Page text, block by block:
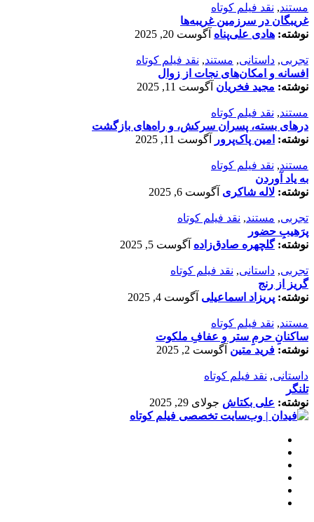
مستند, نقد فیلم کوتاه
غریبگان در سرزمین غریبه‌ها
نوشته: هادی علی‌پناه آگوست 20, 2025
تجربی, داستانی, مستند, نقد فیلم کوتاه
افسانه‌ و امکان‌های نجات از زوال
نوشته: مجید فخریان آگوست 11, 2025
مستند, نقد فیلم کوتاه
درهای بسته، پسران سرکش، و راه‌های بازگشت
نوشته: امین پاک‌پرور آگوست 11, 2025
مستند, نقد فیلم کوتاه
به یاد آوردن
نوشته: لاله شاکری آگوست 6, 2025
تجربی, مستند, نقد فیلم کوتاه
پرَهیب‌ِ حضور
نوشته:گلچهره صادق‌زاده آگوست 5, 2025
تجربی, داستانی, نقد فیلم کوتاه
گریز از رنج
نوشته: پریزاد اسماعیلی آگوست 4, 2025
مستند, نقد فیلم کوتاه
ساکنانِ حرمِ ستر و عفافِ ملکوت
نوشته: فرید متین آگوست 2, 2025
داستانی, نقد فیلم کوتاه
تلنگر
نوشته: علی بکتاش جولای 29, 2025